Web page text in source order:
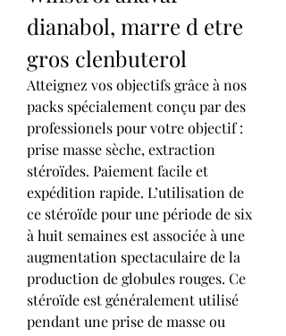
dianabol, marre d etre
gros clenbuterol
Atteignez vos objectifs grâce à nos
packs spécialement conçu par des
professionels pour votre objectif :
prise masse sèche, extraction
stéroïdes. Paiement facile et
expédition rapide. L’utilisation de
ce stéroïde pour une période de six
à huit semaines est associée à une
augmentation spectaculaire de la
production de globules rouges. Ce
stéroïde est généralement utilisé
pendant une prise de masse ou